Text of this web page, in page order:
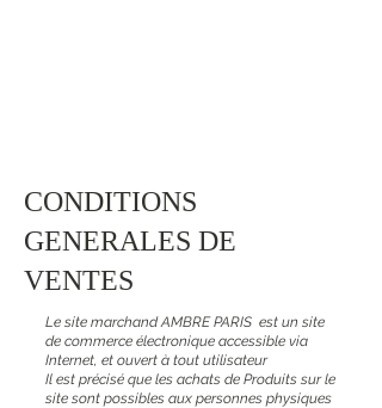
CONDITIONS
GENERALES DE
VENTES
Le site marchand AMBRE PARIS est un site
de commerce électronique accessible via
Internet, et ouvert à tout utilisateur
Il est précisé que les achats de Produits sur le
site sont possibles aux personnes physiques